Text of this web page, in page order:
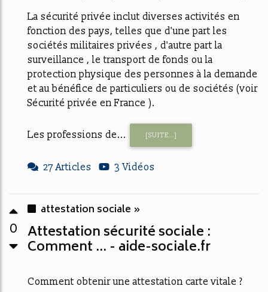
La sécurité privée inclut diverses activités en
fonction des pays, telles que d'une part les
sociétés militaires privées , d'autre part la
surveillance , le transport de fonds ou la
protection physique des personnes à la demande
et au bénéfice de particuliers ou de sociétés (voir
Sécurité privée en France ).
Les professions de... [SUITE...]
27 Articles 3 Vidéos
0
attestation sociale »
Attestation sécurité sociale :
Comment ... - aide-sociale.fr
Comment obtenir une attestation carte vitale ?